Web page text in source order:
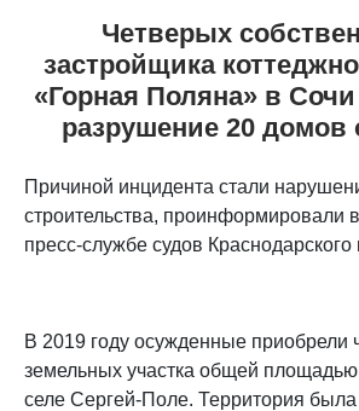
Четверых
застройщика
«Горная Поляна» в
разрушение 20 домов
Причиной инцидента стали
строительства, проинформировали
пресс-службе судов Краснодарского
В 2019 году осужденные приобрели
земельных участка общей площадью
селе Сергей-Поле. Территория